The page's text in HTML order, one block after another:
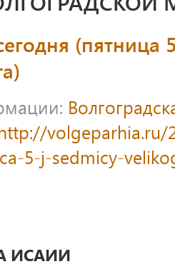
volgeparhia.ru/
5-j-sedmicy-
ИСАИИ